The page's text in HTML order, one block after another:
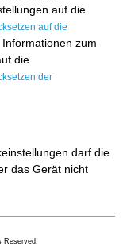
auf die
auf die
zum
die
der
darf die
das Gerät nicht
Reserved.